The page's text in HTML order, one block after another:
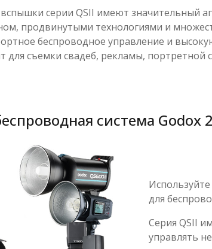
серии QSII имеют значительный
продвинутыми технологиями и
беспроводное управление и
для съемки свадеб, рекламы,
система Godox
для
Серия QSII
управлять